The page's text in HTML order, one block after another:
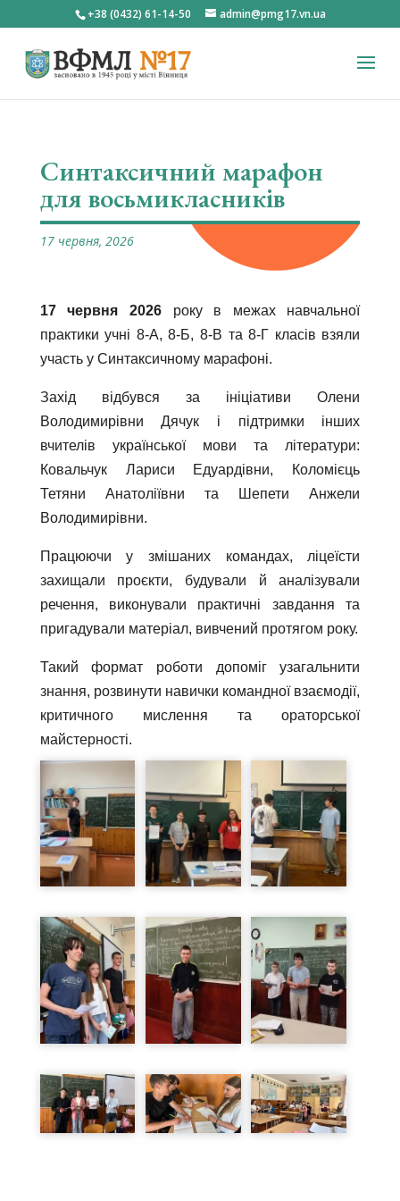
+38 (0432) 61-14-50 admin@pmg17.vn.ua
Синтаксичний марафон
для восьмикласників
17 червня, 2026
17 червня 2026року в межах навчальної
практики учні 8-А, 8-Б, 8-В та 8-Г класів взяли
участь у Синтаксичному марафоні.
Захід відбувся за ініціативи Олени
Володимирівни Дячук і підтримки інших
вчителів української мови та літератури:
Ковальчук Лариси Едуардівни, Коломієць
Тетяни Анатоліївни та Шепети Анжели
Володимирівни.
Працюючи у змішаних командах, ліцеїсти
захищали проєкти, будували й аналізували
речення, виконували практичні завдання та
пригадували матеріал, вивчений протягом року.
Такий формат роботи допоміг узагальнити
знання, розвинути навички командної взаємодії,
критичного мислення та ораторської
майстерності.